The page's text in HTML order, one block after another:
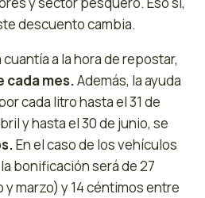
descuento cambia.
a la hora de repostar,
cada mes.Además, la ayuda
cada litro hasta el 31 de
y hasta el 30 de junio, se
En el caso de los vehículos
bonificación será de 27
marzo) y 14 céntimos entre